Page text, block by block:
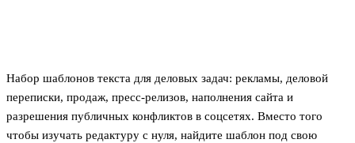
Набор шаблонов текста для деловых задач: рекламы, деловой
переписки, продаж, пресс-релизов, наполнения сайта и
разрешения публичных конфликтов в соцсетях. Вместо того
чтобы изучать редактуру с нуля, найдите шаблон под свою